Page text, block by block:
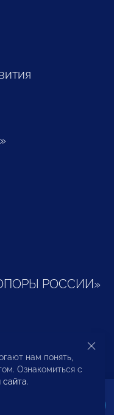
РОССИИ»
и
нам понять,
Ознакомиться с
сайта.